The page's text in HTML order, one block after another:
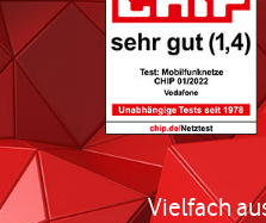
Vielfach